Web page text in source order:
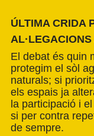
ÚLTIMA CRIDA
El debat és quin
protegim el sòl
naturals; si
els espais ja
la participació i
si per contra
de sempre.